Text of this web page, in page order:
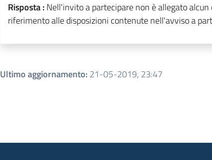
Risposta :Nell'invito a partecipare non è allegato
riferimento alle disposizioni contenute nell'avviso a
Ultimo aggiornamento:21-05-2019, 23:47